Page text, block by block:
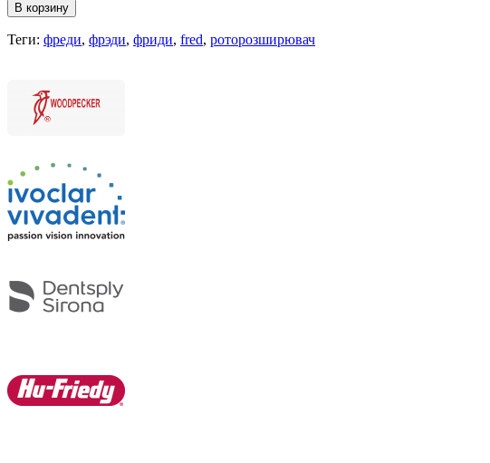
В корзину
Теги: фреди, фрэди, фриди, fred, роторозширювач